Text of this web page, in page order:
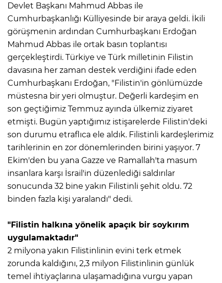
Devlet Başkanı Mahmud Abbas ile
Cumhurbaşkanlığı Külliyesinde bir araya geldi. İkili
görüşmenin ardından Cumhurbaşkanı Erdoğan
Mahmud Abbas ile ortak basın toplantısı
gerçekleştirdi. Türkiye ve Türk milletinin Filistin
davasına her zaman destek verdiğini ifade eden
Cumhurbaşkanı Erdoğan, "Filistin'in gönlümüzde
müstesna bir yeri olmuştur. Değerli kardeşim en
son geçtiğimiz Temmuz ayında ülkemiz ziyaret
etmişti. Bugün yaptığımız istişarelerde Filistin'deki
son durumu etraflıca ele aldık. Filistinli kardeşlerimiz
tarihlerinin en zor dönemlerinden birini yaşıyor. 7
Ekim'den bu yana Gazze ve Ramallah'ta masum
insanlara karşı İsrail'in düzenlediği saldırılar
sonucunda 32 bine yakın Filistinli şehit oldu. 72
binden fazla kişi yaralandı" dedi.
"Filistin halkına yönelik apaçık bir soykırım
uygulamaktadır"
2 milyona yakın Filistinlinin evini terk etmek
zorunda kaldığını, 2,3 milyon Filistinlinin günlük
temel ihtiyaçlarına ulaşamadığına vurgu yapan